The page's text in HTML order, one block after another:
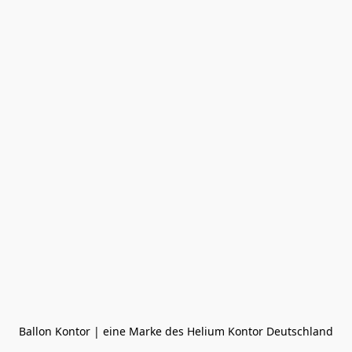
Ballon Kontor | eine Marke des Helium Kontor Deutschland